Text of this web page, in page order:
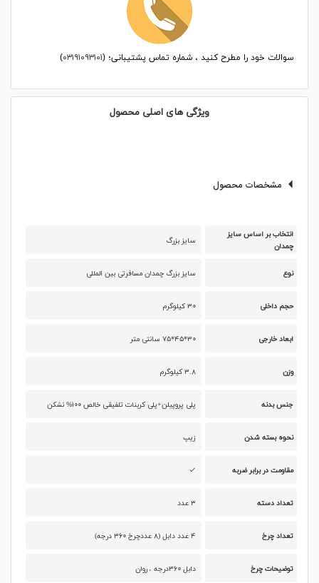
سوالات خود را مطرح کنید ، شماره تماس پشتیبانی؛ ( ۰۳۱۹۱۰۹۳۱۰۱)
ویژگی های اصلی محصول
مشخصات محصول
انتخاب بر اساس سایز
چمدان
سایز بزرگ
نوع سایز بزرگ چمدان مسافرتی بین المللی
حجم داخلی ۳۰ کیلوگرم
ابعاد خارجی ۳۰*۴۵*۷۵ سانتی متر
وزن ۳.۸ کیلوگرم
جنس بدنه پلی پروپیلن+پلی کربنات تلفیقی خالص ۱۰۰% نشکن
نحوه بسته شدن زیپ
مقاومت در برابر ضربه
تعداد دسته ۳ عدد
تعداد چرخ ۴ عدد دابل (۸ عددچرخ ۳۶۰ درجه)
توضیحات چرخ دابل ۳۶۰درجه ، روان